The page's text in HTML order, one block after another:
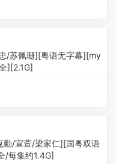
/苏佩珊][粤语无字幕][my
][2.1G]
/宣萱/梁家仁][国粤双语
/每集约1.4G]